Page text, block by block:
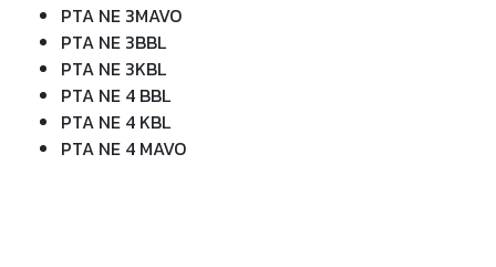
PTA NE 3MAVO
PTA NE 3BBL
PTA NE 3KBL
PTA NE 4 BBL
PTA NE 4 KBL
PTA NE 4 MAVO